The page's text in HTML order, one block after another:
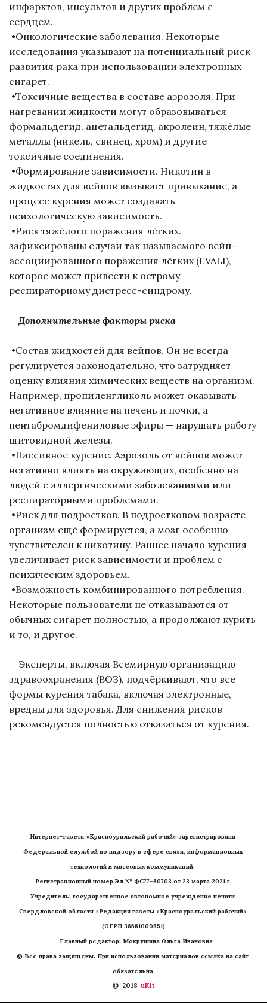
инфарктов, инсультов и других проблем с
сердцем.
•Онкологические заболевания. Некоторые
исследования указывают на потенциальный риск
развития рака при использовании электронных
сигарет.
•Токсичные вещества в составе аэрозоля. При
нагревании жидкости могут образовываться
формальдегид, ацетальдегид, акролеин, тяжёлые
металлы (никель, свинец, хром) и другие
токсичные соединения.
•Формирование зависимости. Никотин в
жидкостях для вейпов вызывает привыкание, а
процесс курения может создавать
психологическую зависимость.
•Риск тяжёлого поражения лёгких.
зафиксированы случаи так называемого вейп-
ассоциированного поражения лёгких (EVALI),
которое может привести к острому
респираторному дистресс-синдрому.
Дополнительные факторы риска
•Состав жидкостей для вейпов. Он не всегда
регулируется законодательно, что затрудняет
оценку влияния химических веществ на организм.
Например, пропиленгликоль может оказывать
негативное влияние на печень и почки, а
пентабромдифениловые эфиры — нарушать работу
щитовидной железы.
•Пассивное курение. Аэрозоль от вейпов может
негативно влиять на окружающих, особенно на
людей с аллергическими заболеваниями или
респираторными проблемами.
•Риск для подростков. В подростковом возрасте
организм ещё формируется, а мозг особенно
чувствителен к никотину. Раннее начало курения
увеличивает риск зависимости и проблем с
психическим здоровьем.
•Возможность комбинированного потребления.
Некоторые пользователи не отказываются от
обычных сигарет полностью, а продолжают курить
и то, и другое.
Эксперты, включая Всемирную организацию
здравоохранения (ВОЗ), подчёркивают, что все
формы курения табака, включая электронные,
вредны для здоровья. Для снижения рисков
рекомендуется полностью отказаться от курения.
Интернет-газета «Красноуральский рабочий» зарегистрирована
Федеральной службой по надзору в сфере связи, информационных
технологий и массовых коммуникаций.
Регистрационный номер Эл № ФС77-80703 от 23 марта 2021 г.
Учредитель: государственное автономное учреждение печати
Свердловской области «Редакция газеты «Красноуральский рабочий»
(ОГРН 36681000851)
   Главный редактор: Мокрушина Ольга Ивановна
© Все права защищены. При использовании материалов ссылка на сайт
обязательна.
©  2018 uKit